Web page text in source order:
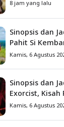
8 jam yang lalu
Sinopsis dan
Pahit Si
Hilangnya
Kamis, 6 Agustus
Sinopsis dan
Exorcist, Kisah
Melawan
Kamis, 6 Agustus